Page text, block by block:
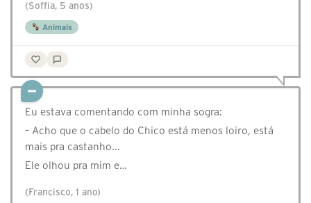
(Soffia, 5 anos)
Animais
Eu estava comentando com minha sogra:
– Acho que o cabelo do Chico está menos loiro, está
mais pra castanho...
Ele olhou pra mim e…
(Francisco, 1 ano)